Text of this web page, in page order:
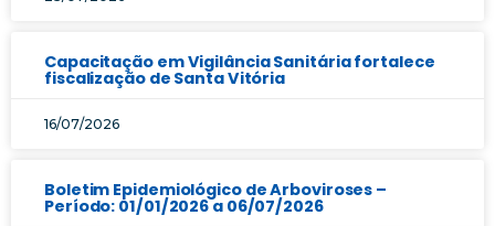
Capacitação em Vigilância Sanitária fortalece
fiscalização de Santa Vitória
16/07/2026
Boletim Epidemiológico de Arboviroses –
Período: 01/01/2026 a 06/07/2026